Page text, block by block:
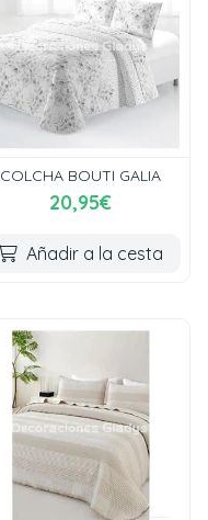
COLCHA BOUTI GALIA
20,95€
Añadir a la cesta